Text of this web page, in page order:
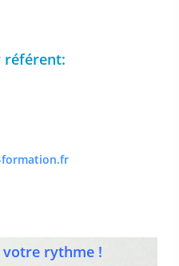
référent:
formation.fr
votre rythme !